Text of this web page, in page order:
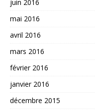
juin 2016
mai 2016
avril 2016
mars 2016
février 2016
janvier 2016
décembre 2015